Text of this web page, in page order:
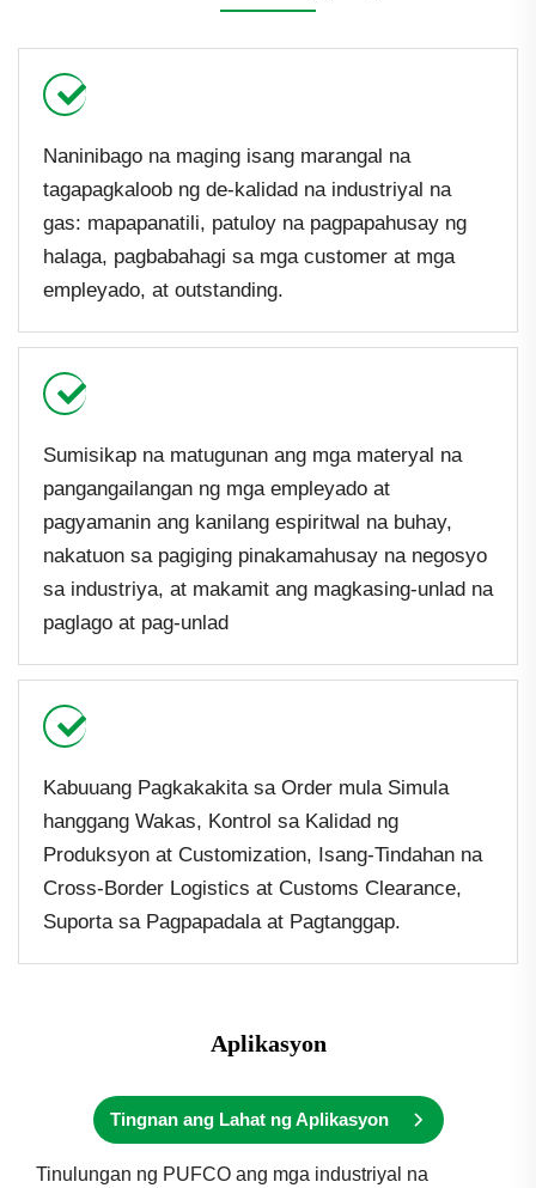
Naninibago na maging isang marangal na
tagapagkaloob ng de-kalidad na industriyal na
gas: mapapanatili, patuloy na pagpapahusay ng
halaga, pagbabahagi sa mga customer at mga
empleyado, at outstanding.
Sumisikap na matugunan ang mga materyal na
pangangailangan ng mga empleyado at
pagyamanin ang kanilang espiritwal na buhay,
nakatuon sa pagiging pinakamahusay na negosyo
sa industriya, at makamit ang magkasing-unlad na
paglago at pag-unlad
Kabuuang Pagkakakita sa Order mula Simula
hanggang Wakas, Kontrol sa Kalidad ng
Produksyon at Customization, Isang-Tindahan na
Cross-Border Logistics at Customs Clearance,
Suporta sa Pagpapadala at Pagtanggap.
Aplikasyon
Tingnan ang Lahat ng Aplikasyon
Tinulungan ng PUFCO ang mga industriyal na